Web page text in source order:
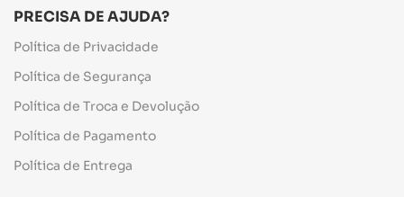
PRECISA DE AJUDA?
Política de Privacidade
Política de Segurança
Política de Troca e Devolução
Política de Pagamento
Política de Entrega